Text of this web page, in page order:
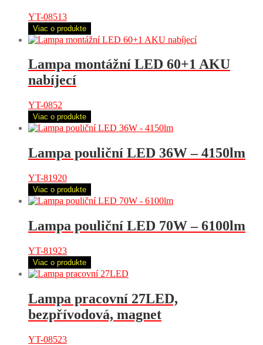
YT-08513
Viac o produkte
Lampa montážní LED 60+1 AKU
nabíjecí
YT-0852
Viac o produkte
Lampa pouliční LED 36W – 4150lm
YT-81920
Viac o produkte
Lampa pouliční LED 70W – 6100lm
YT-81923
Viac o produkte
Lampa pracovní 27LED,
bezpřívodová, magnet
YT-08523